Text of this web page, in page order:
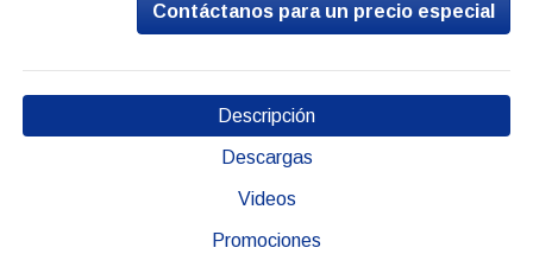
Contáctanos para un precio especial
Descripción
Descargas
Videos
Promociones